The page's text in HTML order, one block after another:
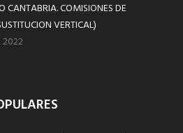
CANTABRIA. COMISIONES DE
VERTICAL)